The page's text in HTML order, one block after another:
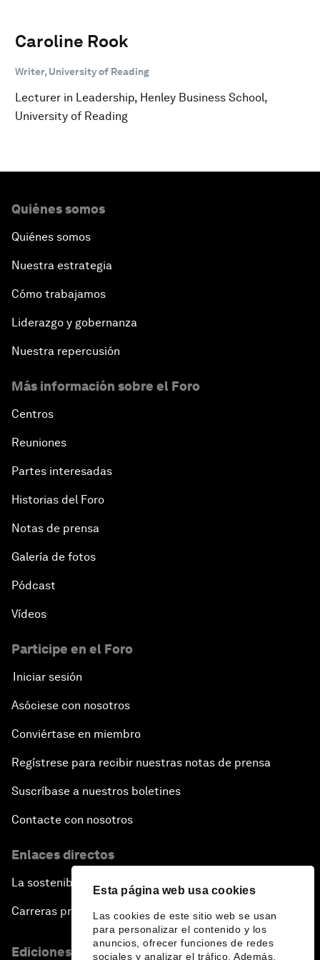
Esta página web usa cookies
Las cookies de este sitio web se usan
para personalizar el contenido y los
anuncios, ofrecer funciones de redes
sociales y analizar el tráfico. Además,
Caroline Rook
Writer, University of Reading
Lecturer in Leadership, Henley Business School,
University of Reading
Quiénes somos
Quiénes somos
Nuestra estrategia
Cómo trabajamos
Liderazgo y gobernanza
Nuestra repercusión
Más información sobre el Foro
Centros
Reuniones
Partes interesadas
Historias del Foro
Notas de prensa
Galería de fotos
Pódcast
Vídeos
Participe en el Foro
Iniciar sesión
Asóciese con nosotros
Conviértase en miembro
Regístrese para recibir nuestras notas de prensa
Suscríbase a nuestros boletines
Contacte con nosotros
Enlaces directos
La sostenibilidad en el Foro
Carreras profesionales
Ediciones en otros idiomas